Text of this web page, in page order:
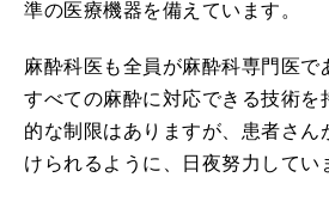
準の医療機器を備えています。
麻酔科医も全員が麻酔科専門医で
すべての麻酔に対応できる技術を
的な制限はありますが、患者さん
けられるように、日夜努力してい